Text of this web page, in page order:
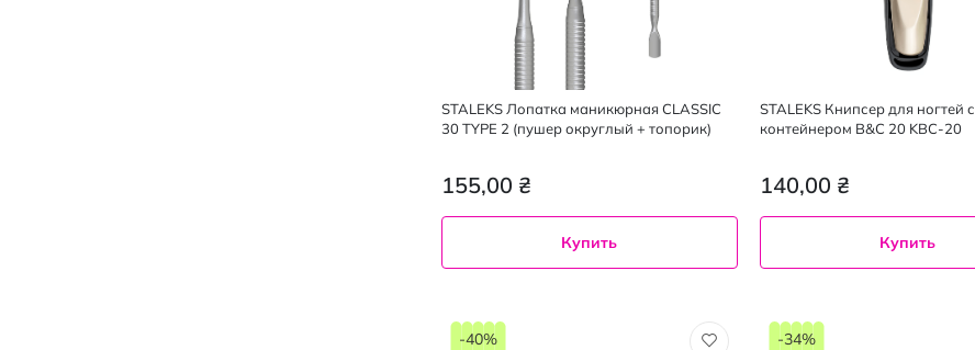
STALEKS Лопатка маникюрная CLASSIC
30 TYPE 2 (пушер округлый + топорик)
155,00 ₴
Купить
STALEKS Книпсер для ногтей с
контейнером B&C 20 KBC-20
140,00 ₴
Купить
-40% -34%